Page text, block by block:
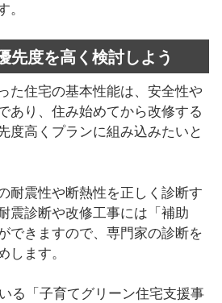
。
先度を高く検討しよう
た住宅の基本性能は、安全性や
あり、住み始めてから改修する
度高くプランに組み込みたいと
耐震性や断熱性を正しく診断す
震診断や改修工事には「補助
できますので、専門家の診断を
します。
る「子育てグリーン住宅支援事